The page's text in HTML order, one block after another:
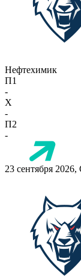
Нефтехимик
П1
-
X
-
П2
-
23 сентября